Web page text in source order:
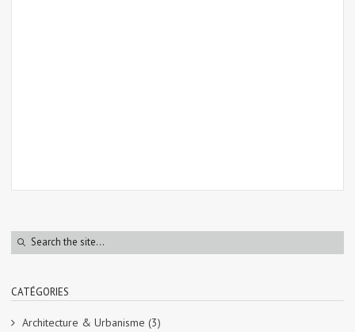
CATÉGORIES
Architecture & Urbanisme (3)